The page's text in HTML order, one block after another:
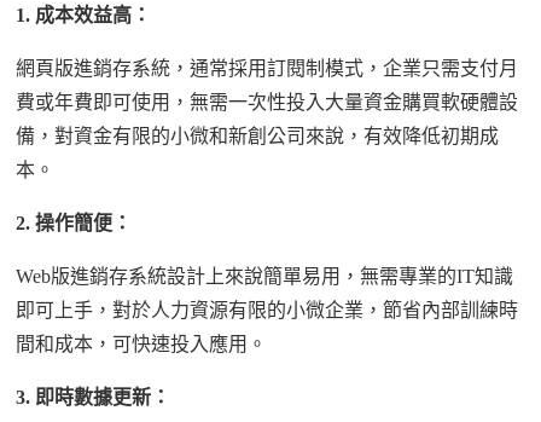
1. 成本效益高：
網頁版進銷存系統，通常採用訂閱制模式，企業只需支付月
費或年費即可使用，無需一次性投入大量資金購買軟硬體設
備，對資金有限的小微和新創公司來說，有效降低初期成
本。
2.操作簡便：
Web版進銷存系統設計上來說簡單易用，無需專業的IT知識
即可上手，對於人力資源有限的小微企業，節省內部訓練時
間和成本，可快速投入應用。
3. 即時數據更新：